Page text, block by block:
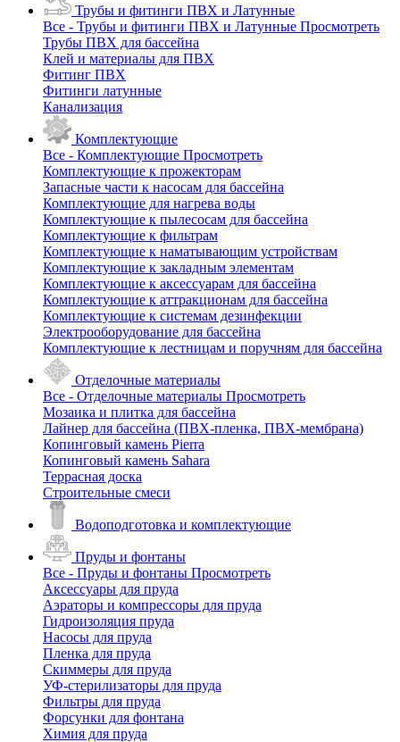
Трубы и фитинги ПВХ и Латунные
Все - Трубы и фитинги ПВХ и Латунные Просмотреть
Трубы ПВХ для бассейна
Клей и материалы для ПВХ
Фитинг ПВХ
Фитинги латунные
Канализация
Комплектующие
Все - Комплектующие Просмотреть
Комплектующие к прожекторам
Запасные части к насосам для бассейна
Комплектующие для нагрева воды
Комплектующие к пылесосам для бассейна
Комплектующие к фильтрам
Комплектующие к наматывающим устройствам
Комплектующие к закладным элементам
Комплектующие к аксессуарам для бассейна
Комплектующие к аттракционам для бассейна
Комплектующие к системам дезинфекции
Электрооборудование для бассейна
Комплектующие к лестницам и поручням для бассейна
Отделочные материалы
Все - Отделочные материалы Просмотреть
Мозаика и плитка для бассейна
Лайнер для бассейна (ПВХ-пленка, ПВХ-мембрана)
Копинговый камень Pierra
Копинговый камень Sahara
Террасная доска
Строительные смеси
Водоподготовка и комплектующие
Пруды и фонтаны
Все - Пруды и фонтаны Просмотреть
Аксессуары для пруда
Аэраторы и компрессоры для пруда
Гидроизоляция пруда
Насосы для пруда
Пленка для пруда
Скиммеры для пруда
УФ-стерилизаторы для пруда
Фильтры для пруда
Форсунки для фонтана
Химия для пруда